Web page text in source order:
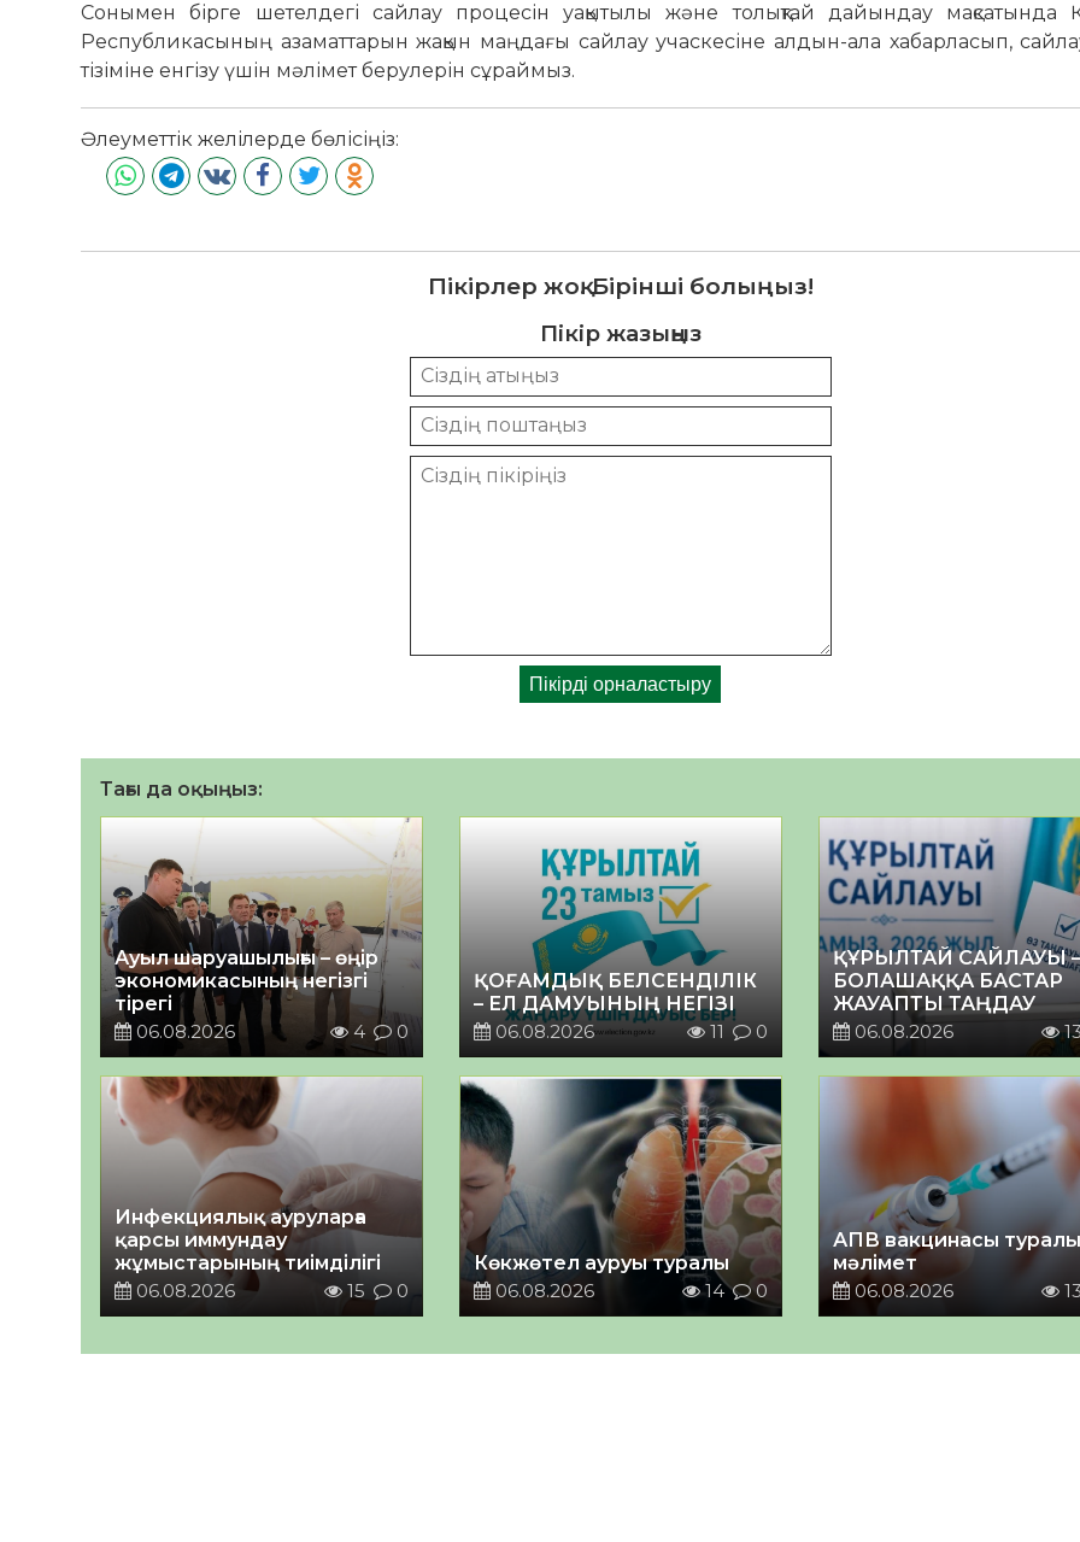
Сонымен бірге шетелдегі сайлау процесін уақытылы және толықтай дайындау мақсатында
Республикасының азаматтарын жақын маңдағы сайлау учаскесіне алдын-ала хабарласып,
тізіміне енгізу үшін мәлімет берулерін сұраймыз.
Әлеуметтік желілерде бөлісіңіз:
Пікірлер жоқ. Бірінші болыңыз!
Пікір жазыңыз
Тағы да оқыңыз:
Ауыл шаруашылығы – өңір
экономикасының негізгі
тірегі
06.08.2026
4 0
ҚОҒАМДЫҚ БЕЛСЕНДІЛІК
– ЕЛ ДАМУЫНЫҢ НЕГІЗІ
06.08.2026
11 0
ҚҰРЫЛТАЙ САЙЛАУЫ –
БОЛАШАҚҚА БАСТАР
ЖАУАПТЫ ТАҢДАУ
06.08.2026
13
Инфекциялық ауруларға
қарсы иммундау
жұмыстарының тиімділігі
06.08.2026
15 0
Көкжөтел ауруы туралы
06.08.2026
14 0
АПВ вакцинасы туралы
мәлімет
06.08.2026
13